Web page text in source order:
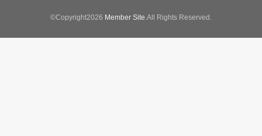
©Copyright2026 Member Site .All Rights Reserved.